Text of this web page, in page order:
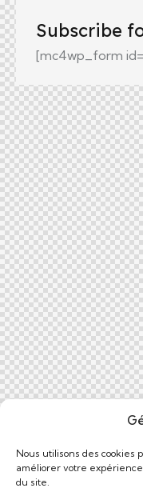
Nous utilisons des cookies
améliorer votre
du site.
Subscribe
[mc4wp_form